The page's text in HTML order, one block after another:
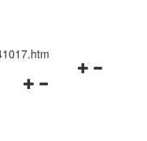
Navigationsmenü